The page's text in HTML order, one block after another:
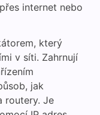
internet nebo
který
v síti. Zahrnují
jak
routery. Je